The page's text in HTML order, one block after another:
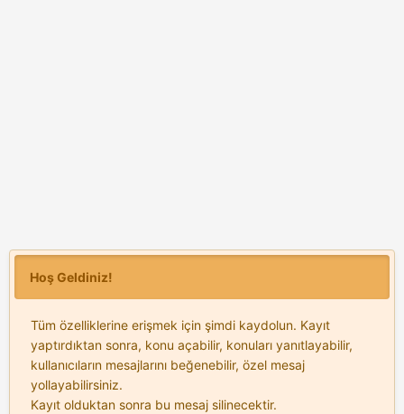
Hoş Geldiniz!
Tüm özelliklerine erişmek için şimdi kaydolun. Kayıt
yaptırdıktan sonra, konu açabilir, konuları yanıtlayabilir,
kullanıcıların mesajlarını beğenebilir, özel mesaj
yollayabilirsiniz.
Kayıt olduktan sonra bu mesaj silinecektir.